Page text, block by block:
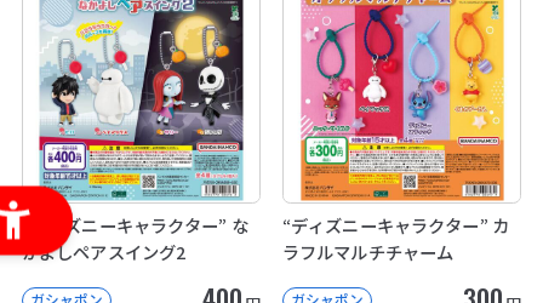
“ディズニーキャラクター” な
かよしペアスイング2
“ディズニーキャラクター” カ
ラフルマルチチャーム